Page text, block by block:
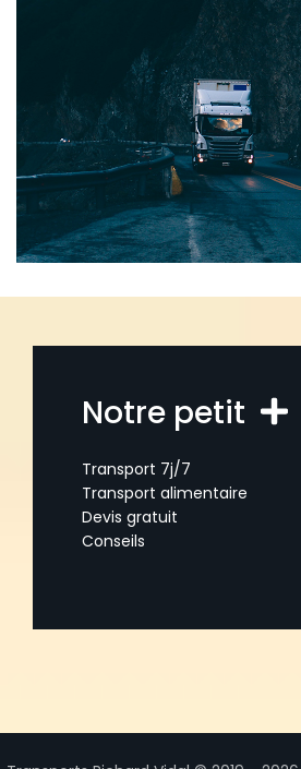
Notre petit
Transport 7j/7
Transport alimentaire
Devis gratuit
Conseils